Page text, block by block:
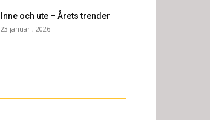
Inne och ute – Årets trender
23 januari, 2026